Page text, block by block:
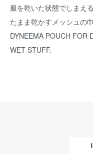
服を乾いた状態でしまえ
たまま乾かすメッシュの巾
DYNEEMA POUCH FOR
WET STUFF.